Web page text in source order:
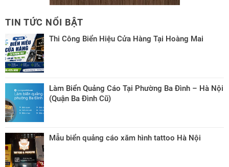
TIN TỨC NỔI BẬT
Thi Công Biển Hiệu Cửa Hàng Tại Hoàng Mai
Làm Biển Quảng Cáo Tại Phường Ba Đình – Hà Nội
(Quận Ba Đình Cũ)
Mẫu biển quảng cáo xăm hình tattoo Hà Nội